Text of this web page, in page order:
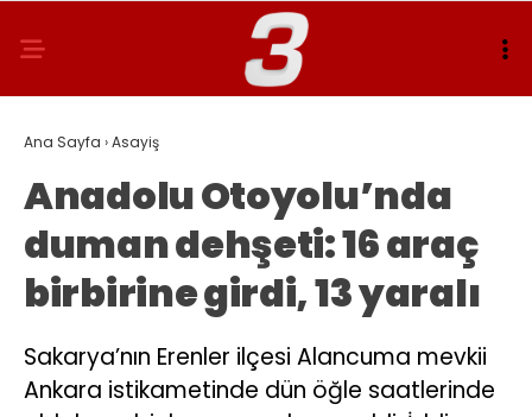
Ana Sayfa ›Asayiş
Anadolu Otoyolu’nda
duman dehşeti: 16 araç
birbirine girdi, 13 yaralı
Sakarya’nın Erenler ilçesi Alancuma mevkii
Ankara istikametinde dün öğle saatlerinde